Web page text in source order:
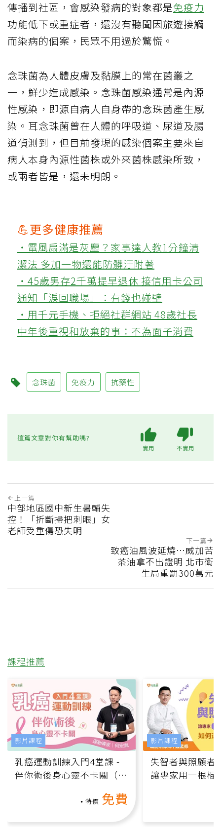
傳播到社區，會感染發病的對象都是免疫力
功能低下或重症者，還沒有聽聞因旅遊接觸
而染病的個案，民眾不用過於驚慌。
念珠菌為人體皮膚及黏膜上的常在菌叢之
一，鮮少造成感染。念珠菌感染通常是內源
性感染，即源自病人自身帶的念珠菌產生感
染。耳念珠菌曾在人體的呼吸道、尿道及腸
道偵測到，但目前發現的感染個案主要來自
病人本身內源性菌株或外來菌株感染所致，
或兩者皆是，還未明朗。
💪更多健康推薦
‧電風扇滿是灰塵？家事達人教1分鐘清
潔法 多加一物還能防髒汙附著
‧45歲男存2千萬提早退休 接信用卡公司
通知「淚回職場」：有錢也碰壁
‧用千元手機、拒絕社群網站 48歲社長
中年後重視和放棄的事：不為面子消費
念珠菌 免疫力 抗藥性
這篇文章對你有幫助嗎?
實用 不實用
上一篇
中部地區國中新生暑輔失
控！「折斷掃把刺眼」女
老師受重傷恐失明
下一篇
致癌油風波延燒…威加苦
茶油拿不出證明 北市衛
生局重罰300萬元
課程推薦
乳癌運動訓練入門4堂課 -
伴你術後身心靈不卡關（線
特價 免費
影片課程
失智者與照顧者
讓專家用一根棍
影片課程